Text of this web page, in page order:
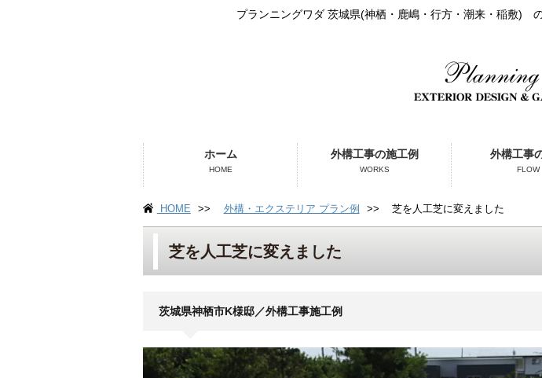
プランニングワダ 茨城県(神栖・鹿嶋・行方・潮来・稲敷)
ホーム
HOME
外構工事の施工例
WORKS
外構工事
FLOW
HOME >> 外構・エクステリア プラン例 >> 芝を人工芝に変えました
芝を人工芝に変えました
茨城県神栖市K様邸／外構工事施工例